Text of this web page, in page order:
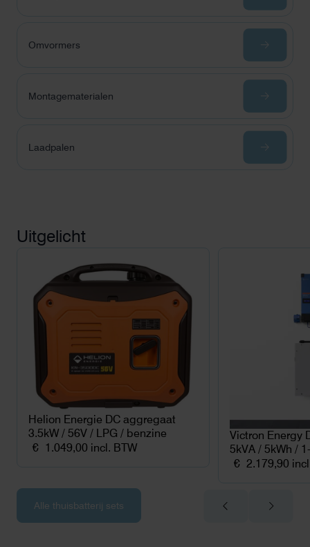
Omvormers
Montagematerialen
Laadpalen
Uitgelicht
Helion Energie DC aggregaat
3.5kW / 56V / LPG / benzine
€ 1.049,00 incl. BTW
Victron Energy
5kVA / 5kWh /
€ 2.179,90
Alle thuisbatterij sets